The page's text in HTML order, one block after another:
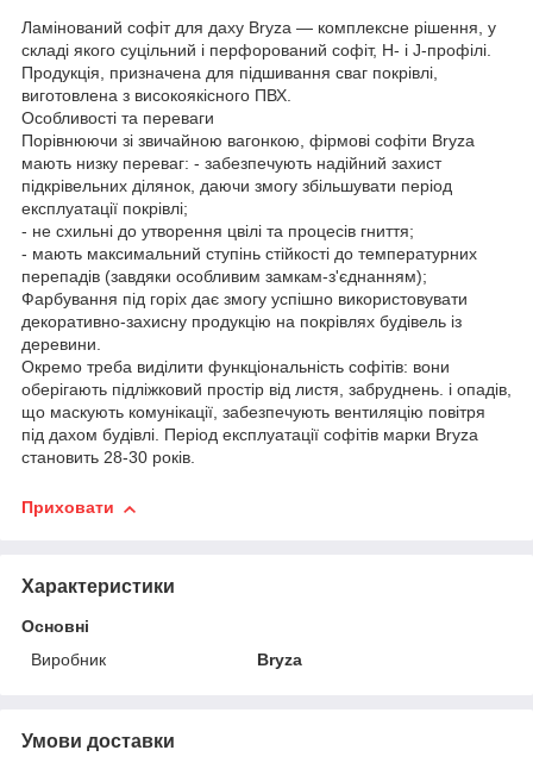
Ламінований софіт для даху Bryza — комплексне рішення, у
складі якого суцільний і перфорований софіт, Н- і J-профілі.
Продукція, призначена для підшивання сваг покрівлі,
виготовлена з високоякісного ПВХ.
Особливості та переваги
Порівнюючи зі звичайною вагонкою, фірмові софіти Bryza
мають низку переваг: - забезпечують надійний захист
підкрівельних ділянок, даючи змогу збільшувати період
експлуатації покрівлі;
- не схильні до утворення цвілі та процесів гниття;
- мають максимальний ступінь стійкості до температурних
перепадів (завдяки особливим замкам-з'єднанням);
Фарбування під горіх дає змогу успішно використовувати
декоративно-захисну продукцію на покрівлях будівель із
деревини.
Окремо треба виділити функціональність софітів: вони
оберігають підліжковий простір від листя, забруднень. і опадів,
що маскують комунікації, забезпечують вентиляцію повітря
під дахом будівлі. Період експлуатації софітів марки Bryza
становить 28-30 років.
Приховати
Характеристики
Основні
Виробник
Bryza
Умови доставки